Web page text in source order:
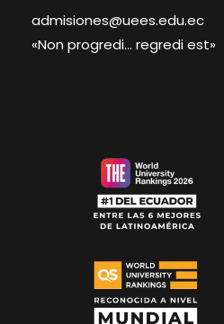
admisiones@uees.edu.ec
«Non progredi… regredi est»